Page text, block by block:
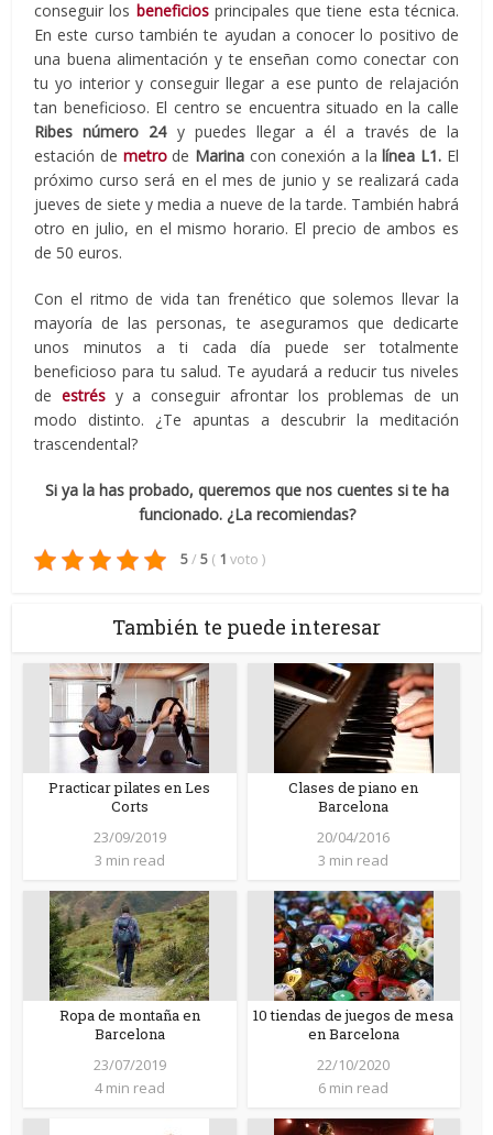
conseguir los beneficiosprincipales que tiene esta técnica.
En este curso también te ayudan a conocer lo positivo de
una buena alimentación y te enseñan como conectar con
tu yo interior y conseguir llegar a ese punto de relajación
tan beneficioso. El centro se encuentra situado en la calle
Ribes número 24y puedes llegar a él a través de la
estación de metrode Marinacon conexión a lalínea L1. El
próximo curso será en el mes de junio y se realizará cada
jueves de siete y media a nueve de la tarde. También habrá
otro en julio, en el mismo horario. El precio de ambos es
de 50 euros.
Con el ritmo de vida tan frenético que solemos llevar la
mayoría de las personas, te aseguramos que dedicarte
unos minutos a ti cada día puede ser totalmente
beneficioso para tu salud. Te ayudará a reducir tus niveles
de estrésy a conseguir afrontar los problemas de un
modo distinto. ¿Te apuntas a descubrir la meditación
trascendental?
Si ya la has probado, queremos que nos cuentes si te ha
funcionado. ¿La recomiendas?
5/ 5 ( 1 voto )
También te puede interesar
Practicar pilates en Les
Corts
23/09/2019
3 min read
Clases de piano en
Barcelona
20/04/2016
3 min read
Ropa de montaña en
Barcelona
23/07/2019
4 min read
10 tiendas de juegos de mesa
en Barcelona
22/10/2020
6 min read